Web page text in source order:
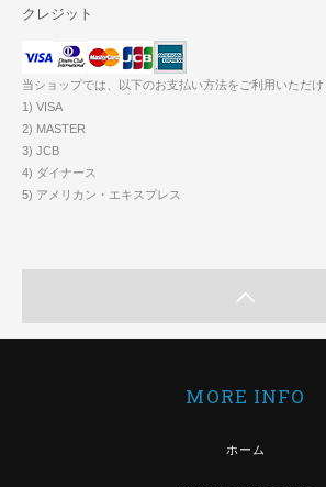
クレジット
当ショップでは、以下のお支払い方法をご利用いただけ
1) VISA
2) MASTER
3) JCB
4) ダイナース
5) アメリカン・エキスプレス
MORE INFO
ホーム